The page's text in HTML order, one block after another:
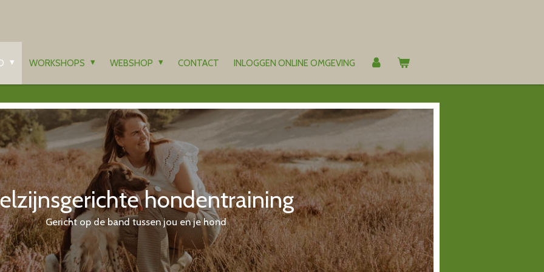
WORKSHOPS WEBSHOP CONTACT INLOGGEN ONLINE OMGEVING
hondentraining
Gericht op de band tussen jou en je hond